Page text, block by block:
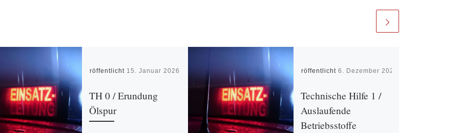
Veröffentlicht 15. Januar 2026
TH 0 / Erundung
Ölspur
Veröffentlicht 6. Dezember 2023
Technische Hilfe 1 /
Auslaufende
Betriebsstoffe